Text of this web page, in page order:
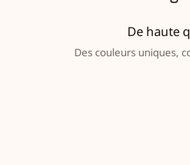
De haute
Des couleurs uniques,